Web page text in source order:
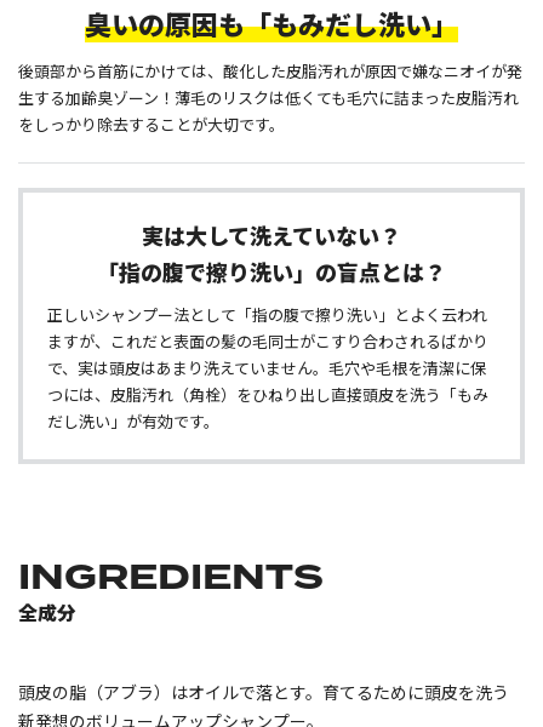
臭いの原因も「もみだし洗い」
後頭部から首筋にかけては、酸化した皮脂汚れが原因で嫌なニオイが発
生する加齢臭ゾーン！薄毛のリスクは低くても毛穴に詰まった皮脂汚れ
をしっかり除去することが大切です。
実は大して洗えていない？
「指の腹で擦り洗い」の盲点とは？
正しいシャンプー法として「指の腹で擦り洗い」とよく云われ
ますが、これだと表面の髪の毛同士がこすり合わされるばかり
で、実は頭皮はあまり洗えていません。毛穴や毛根を清潔に保
つには、皮脂汚れ（角栓）をひねり出し直接頭皮を洗う「もみ
だし洗い」が有効です。
INGREDIENTS
全成分
頭皮の脂（アブラ）はオイルで落とす。育てるために頭皮を洗う
新発想のボリュームアップシャンプー。